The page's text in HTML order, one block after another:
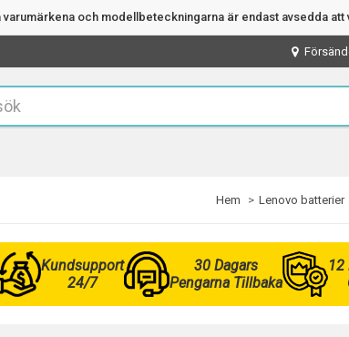
och modellbeteckningarna är endast avsedda
Hem Lenovo batterier
Kundsupport
24/7
30 Dagars
Pengarna Tillbaka
12